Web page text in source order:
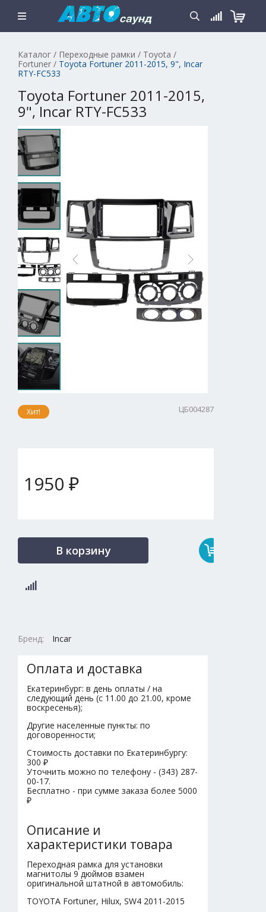
Каталог / Переходные рамки / Toyota /
Fortuner / Toyota Fortuner 2011-2015, 9", Incar
RTY-FC533
Toyota Fortuner 2011-2015,
9", Incar RTY-FC533
Хит! ЦБ004287
1950 ₽
В корзину
Бренд: Incar
Оплата и доставка
Екатеринбург: в день оплаты / на
следующий день (с 11.00 до 21.00, кроме
воскресенья);
Другие населенные пункты: по
договоренности;
Стоимость доставки по Екатеринбургу:
300 ₽
Уточнить можно по телефону - (343) 287-
00-17.
Бесплатно - при сумме заказа более 5000
₽
Описание и
характеристики товара
Переходная рамка для установки
магнитолы 9 дюймов взамен
оригинальной штатной в автомобиль:
TOYOTA Fortuner, Hilux, SW4 2011-2015